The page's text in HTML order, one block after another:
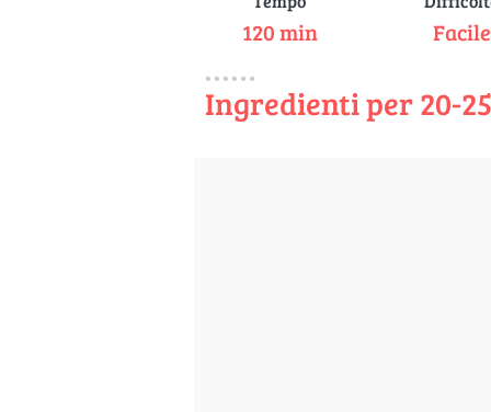
120 min Facile
Ingredienti per 20-